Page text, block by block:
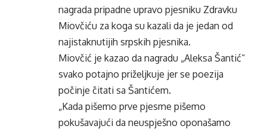
nagrada pripadne upravo pjesniku Zdravku
Miovčiću za koga su kazali da je jedan od
najistaknutijih srpskih pjesnika.
Miovčić je kazao da nagradu „Aleksa Šantić“
svako potajno priželjkuje jer se poezija
počinje čitati sa Šantićem.
„Kada pišemo prve pjesme pišemo
pokušavajući da neuspješno oponašamo